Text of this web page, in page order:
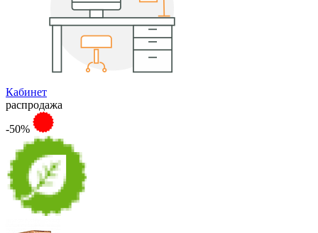
Кабинет
распродажа
-50%